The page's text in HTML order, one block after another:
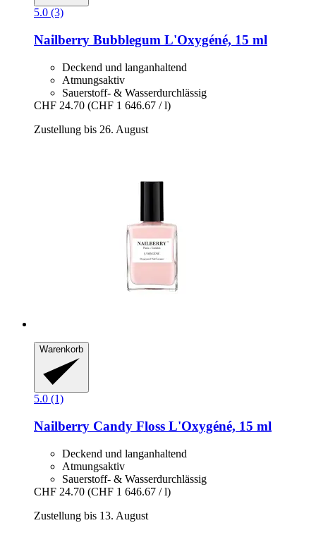
5.0 (3)
Nailberry Bubblegum L'Oxygéné, 15 ml
Deckend und langanhaltend
Atmungsaktiv
Sauerstoff- & Wasserdurchlässig
CHF 24.70 (CHF 1 646.67 / l)
Zustellung bis 26. August
Warenkorb
5.0 (1)
Nailberry Candy Floss L'Oxygéné, 15 ml
Deckend und langanhaltend
Atmungsaktiv
Sauerstoff- & Wasserdurchlässig
CHF 24.70 (CHF 1 646.67 / l)
Zustellung bis 13. August